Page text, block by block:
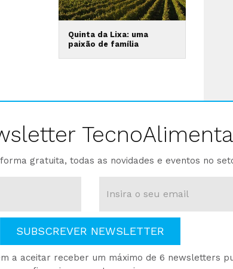
Quinta da Lixa: uma
paixão de família
gratuita, todas as novidades e eventos no
SUBSCREVER NEWSLETTER
a aceitar receber um máximo de 6 newsletters